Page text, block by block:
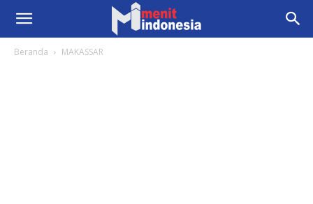
Beranda MAKASSAR